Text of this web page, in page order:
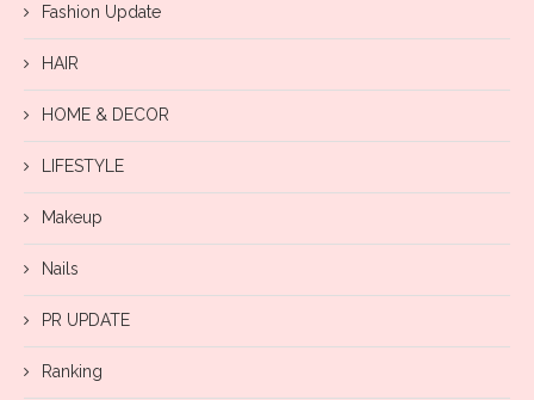
Fashion Update
HAIR
HOME & DECOR
LIFESTYLE
Makeup
Nails
PR UPDATE
Ranking